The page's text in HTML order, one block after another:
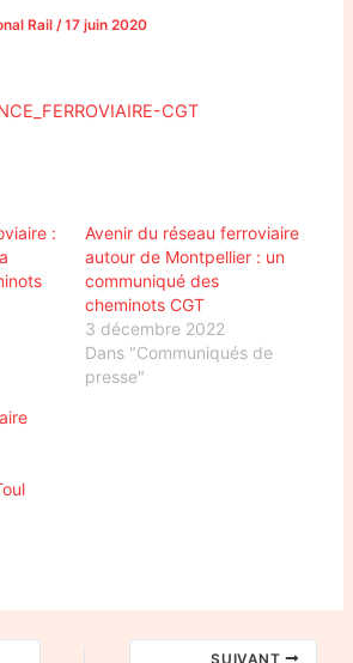
Rail/17 juin 2020
CGT
:
Avenir du réseau ferroviaire
autour de Montpellier : un
communiqué des
cheminots CGT
3 décembre 2022
Dans "Communiqués de
presse"
SUIVANT